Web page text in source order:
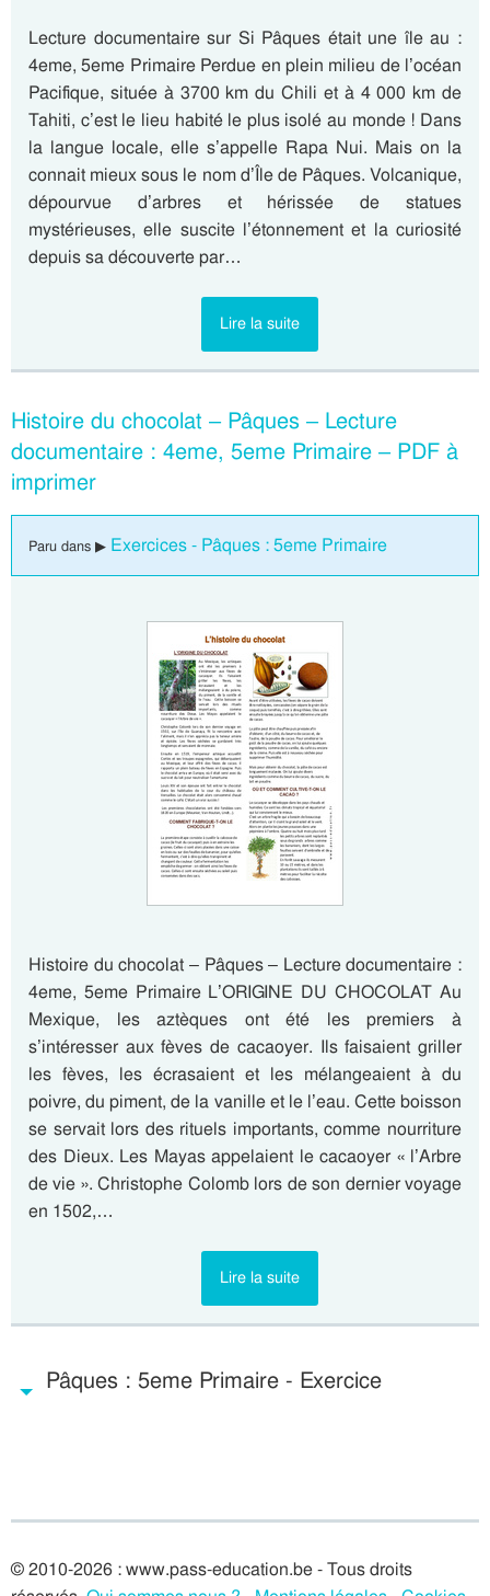
Lecture documentaire sur Si Pâques était une île au :
4eme, 5eme Primaire Perdue en plein milieu de l’océan
Pacifique, située à 3700 km du Chili et à 4 000 km de
Tahiti, c’est le lieu habité le plus isolé au monde ! Dans
la langue locale, elle s’appelle Rapa Nui. Mais on la
connait mieux sous le nom d’Île de Pâques. Volcanique,
dépourvue d’arbres et hérissée de statues
mystérieuses, elle suscite l’étonnement et la curiosité
depuis sa découverte par…
Lire la suite
Histoire du chocolat – Pâques – Lecture
documentaire : 4eme, 5eme Primaire – PDF à
imprimer
Paru dans ▶ Exercices - Pâques : 5eme Primaire
Histoire du chocolat – Pâques – Lecture documentaire :
4eme, 5eme Primaire L’ORIGINE DU CHOCOLAT Au
Mexique, les aztèques ont été les premiers à
s’intéresser aux fèves de cacaoyer. Ils faisaient griller
les fèves, les écrasaient et les mélangeaient à du
poivre, du piment, de la vanille et le l’eau. Cette boisson
se servait lors des rituels importants, comme nourriture
des Dieux. Les Mayas appelaient le cacaoyer « l’Arbre
de vie ». Christophe Colomb lors de son dernier voyage
en 1502,…
Lire la suite
Pâques : 5eme Primaire - Exercice
© 2010-2026 : www.pass-education.be - Tous droits